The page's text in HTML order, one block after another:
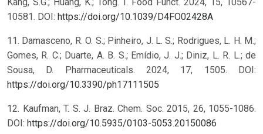
10581. DOI: https://doi.org/10.1039/D4FO02428A
11. Damasceno, R. O. S.; Pinheiro, J. L. S.; Rodrigues, L. H. M.;
Gomes, R. C.; Duarte, A. B. S.; Emídio, J. J.; Diniz, L. R. L.; de
Sousa, D. Pharmaceuticals. 2024, 17, 1505. DOI:
https://doi.org/10.3390/ph17111505
12. Kaufman, T. S. J. Braz. Chem. Soc. 2015, 26, 1055-1086.
DOI: https://doi.org/10.5935/0103-5053.20150086